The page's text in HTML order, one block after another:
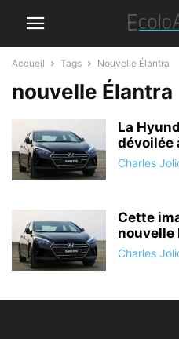
Accueil Tags Nouvelle Élantra
nouvelle Élantra
La
dévoilée
Charles
Cette
nouvelle
Charles